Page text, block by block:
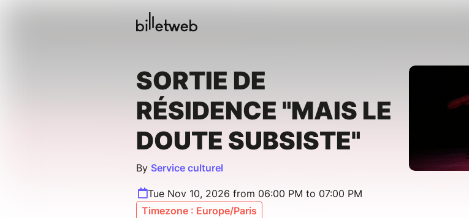
SORTIE DE
RÉSIDENCE "MAIS LE
DOUTE SUBSISTE"
By Service culturel
Tue Nov 10, 2026 from 06:00 PM to 07:00 PM
Timezone : Europe/Paris